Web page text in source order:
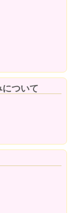
ついて